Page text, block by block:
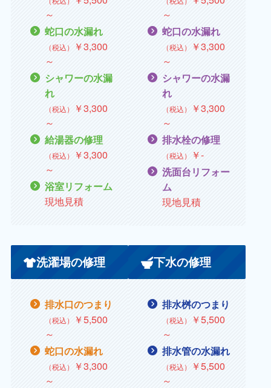
～
蛇口の水漏れ
（税込） ￥3,300
～
シャワーの水漏
れ
（税込） ￥3,300
～
給湯器の修理
（税込） ￥3,300
～
浴室リフォーム
現地見積
～
蛇口の水漏れ
（税込） ￥3,300
～
シャワーの水漏
れ
（税込） ￥3,300
～
排水栓の修理
（税込） ￥‐
洗面台リフォー
ム
現地見積
洗濯場の修理
排水口のつまり
（税込）
￥5,500
～
蛇口の水漏れ
（税込）
￥3,300
～
下水の修理
排水桝のつまり
（税込）
￥5,500
～
排水管の水漏れ
（税込）
￥5,500
～